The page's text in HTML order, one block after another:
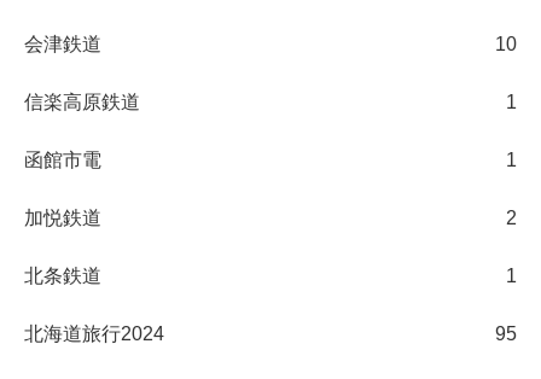
会津鉄道 10
信楽高原鉄道 1
函館市電 1
加悦鉄道 2
北条鉄道 1
北海道旅行2024 95